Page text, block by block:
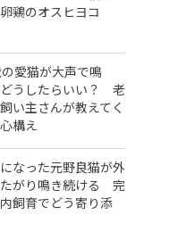
鶏のオスヒヨコ
愛猫が大声で鳴
どうしたらいい？ 老
い主さんが教えてく
構え
なった元野良猫が外
がり鳴き続ける 完
飼育でどう寄り添